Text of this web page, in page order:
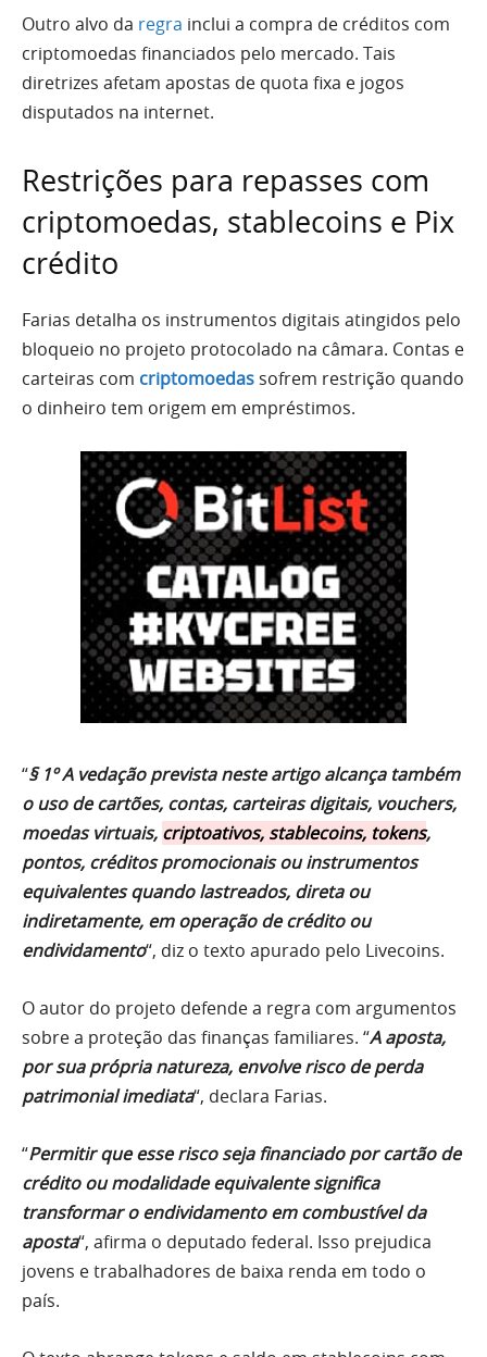
Outro alvo da regra inclui a compra de créditos com
criptomoedas financiados pelo mercado. Tais
diretrizes afetam apostas de quota fixa e jogos
disputados na internet.
Restrições para repasses com
criptomoedas, stablecoins e Pix
crédito
Farias detalha os instrumentos digitais atingidos pelo
bloqueio no projeto protocolado na câmara. Contas e
carteiras com criptomoedas sofrem restrição quando
o dinheiro tem origem em empréstimos.
“§ 1º A vedação prevista neste artigo alcança também
o uso de cartões, contas, carteiras digitais, vouchers,
moedas virtuais, criptoativos, stablecoins, tokens,
pontos, créditos promocionais ou instrumentos
equivalentes quando lastreados, direta ou
indiretamente, em operação de crédito ou
endividamento“, diz o texto apurado pelo Livecoins.
O autor do projeto defende a regra com argumentos
sobre a proteção das finanças familiares. “A aposta,
por sua própria natureza, envolve risco de perda
patrimonial imediata“, declara Farias.
“Permitir que esse risco seja financiado por cartão de
crédito ou modalidade equivalente significa
transformar o endividamento em combustível da
aposta“, afirma o deputado federal. Isso prejudica
jovens e trabalhadores de baixa renda em todo o
país.